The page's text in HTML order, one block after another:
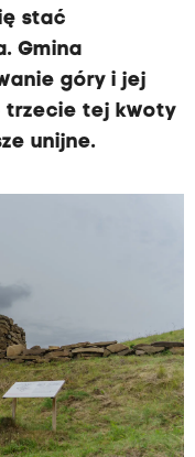
stać
Gmina
góry i jej
trzecie tej kwoty
unijne.